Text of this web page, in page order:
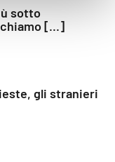
sotto
[...]
gli stranieri